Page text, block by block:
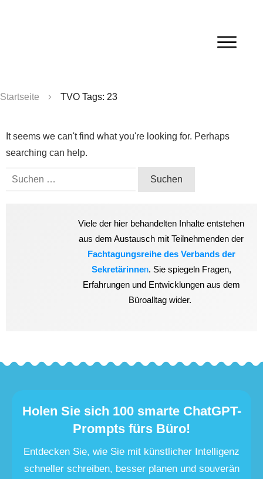
Startseite TVO Tags: 23
It seems we can't find what you're looking for. Perhaps
searching can help.
Suchen
Viele der hier behandelten Inhalte entstehen
aus dem Austausch mit Teilnehmenden der
Fachtagungsreihe des Verbands der
Sekretärinnen. Sie spiegeln Fragen,
Erfahrungen und Entwicklungen aus dem
Büroalltag wider.
Holen Sie sich 100 smarte ChatGPT-
Prompts fürs Büro!
Entdecken Sie, wie Sie mit künstlicher Intelligenz
schneller schreiben, besser planen und souverän